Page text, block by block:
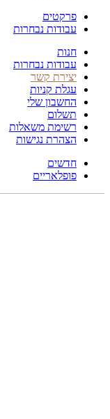
פרקטים
עבודות נבחרות
חנות
עבודות נבחרות
יצירת קשר
עגלת קניות
החשבון שלי
תשלום
רשימת משאלות
הצהרת נגישות
חדשים
פופלאריים